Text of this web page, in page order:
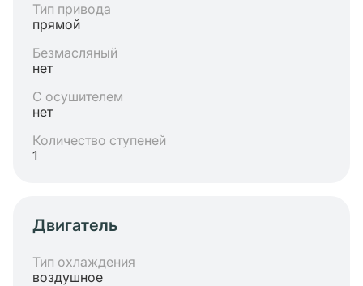
Тип привода
прямой
Безмасляный
нет
С осушителем
нет
Количество ступеней
1
Двигатель
Тип охлаждения
воздушное